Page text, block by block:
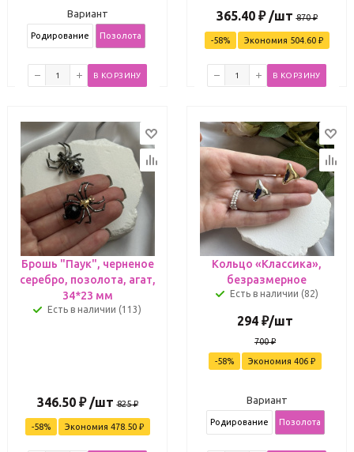
Вариант
Родирование Позолота
В КОРЗИНУ
365.40₽ /шт 870₽
-58% Экономия 504.60₽
В КОРЗИНУ
Брошь "Паук", черненое
серебро, позолота, агат,
34*23 мм
Есть в наличии (113)
346.50₽ /шт 825₽
-58% Экономия 478.50₽
Кольцо «Классика»,
безразмерное
Есть в наличии (82)
294 ₽/шт
700₽
-58% Экономия 406 ₽
Вариант
Родирование Позолота